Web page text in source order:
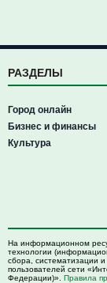
РАЗДЕЛЫ
Город онлайн
Бизнес и финансы
Культура
На информационном
технологии
сбора, систематизации
пользователей сети
Федерации)». Правила